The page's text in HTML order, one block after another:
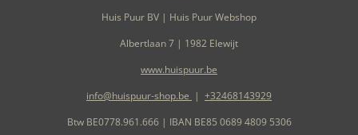
Huis Puur BV | Huis Puur Webshop
Albertlaan 7 | 1982 Elewijt
www.huispuur.be
info@huispuur-shop.be | +32468143929
Btw BE0778.961.666 | IBAN BE85 0689 4809 5306